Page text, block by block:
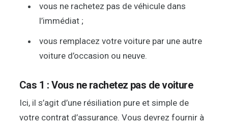
vous ne rachetez pas de véhicule dans
l’immédiat ;
vous remplacez votre voiture par une autre
voiture d’occasion ou neuve.
Cas 1 : Vous ne rachetez pas de voiture
Ici, il s’agit d’une résiliation pure et simple de
votre contrat d’assurance. Vous devrez fournir à